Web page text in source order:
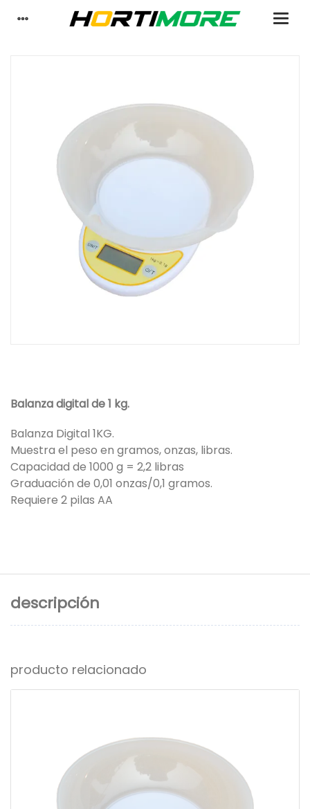
Balanza digital de 1 kg.
Balanza Digital 1KG.
Muestra el peso en gramos, onzas, libras.
Capacidad de 1000 g = 2,2 libras
Graduación de 0,01 onzas/0,1 gramos.
Requiere 2 pilas AA
descripción
producto relacionado